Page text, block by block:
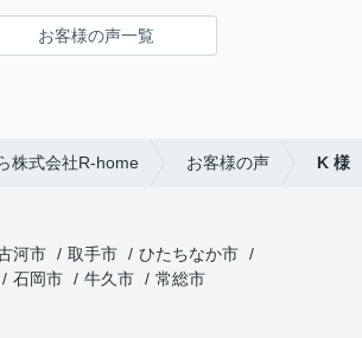
お客様の声一覧
株式会社R-home お客様の声 K 様
河市 取手市
ひたちなか市
石岡市 牛久市
常総市